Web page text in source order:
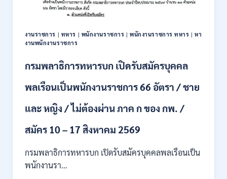
งานราชการ | ทหาร | พนักงานราชการ |พนักงานราชการ ทหาร |หา
งานพนักงานราชการ
กรมพลาธิการทหารบก เปิดรับสมัครบุคคล
พลเรือนเป็นพนักงานราชการ 66 อัตรา / ชาย
และ หญิง / ไม่ต้องผ่าน ภาค ก ของ กพ. /
สมัคร 10 – 17 สิงหาคม 2569
กรมพลาธิการทหารบก เปิดรับสมัครบุคคลพลเรือนเป็น
พนักงานรา…